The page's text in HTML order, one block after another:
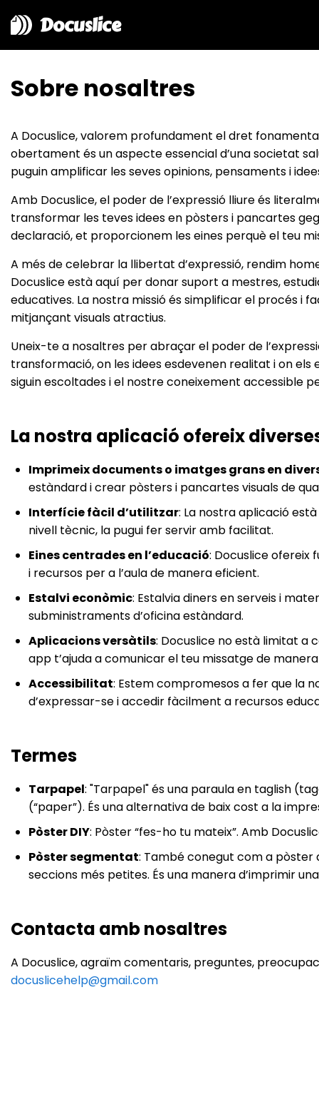
Docuslice
Sobre nosaltres
A Docuslice, valorem profundament el dret
obertament és un aspecte essencial d’una societat
puguin amplificar les seves opinions, pensaments i
Amb Docuslice, el poder de l’expressió lliure és
transformar les teves idees en pòsters i pancartes
declaració, et proporcionem les eines perquè el teu
A més de celebrar la llibertat d’expressió, rendim
Docuslice està aquí per donar suport a mestres,
educatives. La nostra missió és simplificar el procés i
mitjançant visuals atractius.
Uneix-te a nosaltres per abraçar el poder de
transformació, on les idees esdevenen realitat i on
siguin escoltades i el nostre coneixement accessible
La nostra aplicació ofereix
Imprimeix documents o imatges grans en
estàndard i crear pòsters i pancartes visuals de
Interfície fàcil d’utilitzar: La nostra aplicació
nivell tècnic, la pugui fer servir amb facilitat.
Eines centrades en l’educació: Docuslice ofereix
i recursos per a l’aula de manera eficient.
Estalvi econòmic: Estalvia diners en serveis i
subministraments d’oficina estàndard.
Aplicacions versàtils: Docuslice no està limitat a
app t’ajuda a comunicar el teu missatge de
Accessibilitat: Estem compromesos a fer que la
d’expressar-se i accedir fàcilment a recursos
Termes
Tarpapel: "Tarpapel" és una paraula en taglish
(“paper”). És una alternativa de baix cost a la
Pòster DIY: Pòster “fes-ho tu mateix”. Amb
Pòster segmentat: També conegut com a pòster
seccions més petites. És una manera d’imprimir
Contacta amb nosaltres
A Docuslice, agraïm comentaris, preguntes,
docuslicehelp@gmail.com